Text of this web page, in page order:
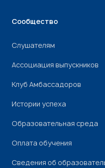
Сообщество
Слушателям
Ассоциация выпускников
Клуб Амбассадоров
Истории успеха
Образовательная среда
Оплата обучения
Сведения об